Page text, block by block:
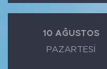
10 AĞUSTOS
PAZARTESI